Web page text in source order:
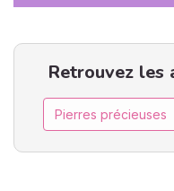
Retrouvez les
Pierres précieuses